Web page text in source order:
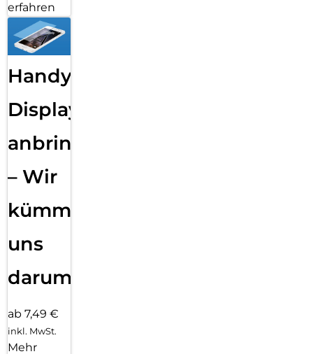
erfahren
Handy
Displayfolie
anbringen
– Wir
kümmern
uns
darum!
ab 7,49 €
inkl. MwSt.
Mehr